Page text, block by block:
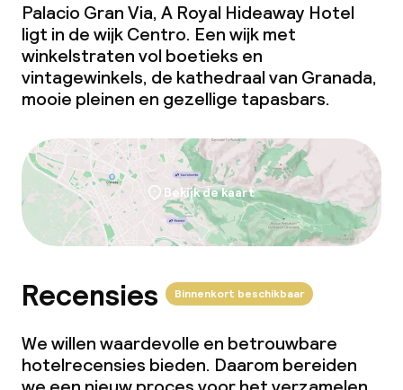
Palacio Gran Via, A Royal Hideaway Hotel
ligt in de wijk Centro. Een wijk met
winkelstraten vol boetieks en
vintagewinkels, de kathedraal van Granada,
mooie pleinen en gezellige tapasbars.
Bekijk de kaart
Recensies Binnenkort beschikbaar
We willen waardevolle en betrouwbare
hotelrecensies bieden. Daarom bereiden